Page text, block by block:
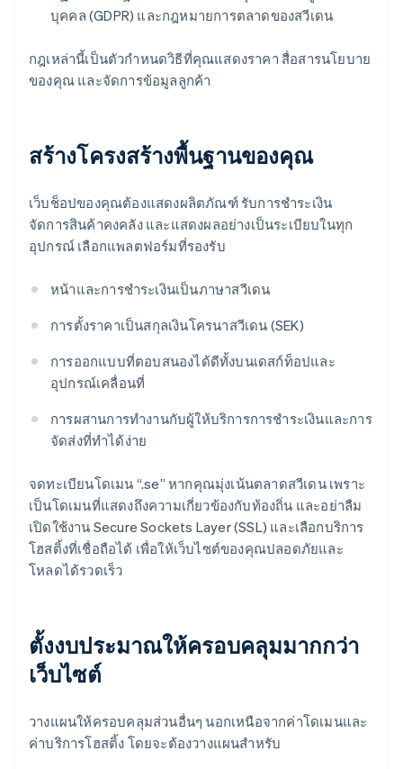
บุคคล (GDPR) และกฎหมายการตลาดของสวีเดน
กฎเหล่านี้เป็นตัวกำหนดวิธีที่คุณแสดงราคา สื่อสารนโยบาย
ของคุณ และจัดการข้อมูลลูกค้า
สร้างโครงสร้างพื้นฐานของคุณ
เว็บช็อปของคุณต้องแสดงผลิตภัณฑ์ รับการชำระเงิน
จัดการสินค้าคงคลัง และแสดงผลอย่างเป็นระเบียบในทุก
อุปกรณ์ เลือกแพลตฟอร์มที่รองรับ
หน้าและการชำระเงินเป็นภาษาสวีเดน
การตั้งราคาเป็นสกุลเงินโครนาสวีเดน (SEK)
การออกแบบที่ตอบสนองได้ดีทั้งบนเดสก์ท็อปและ
อุปกรณ์เคลื่อนที่
การผสานการทำงานกับผู้ให้บริการการชำระเงินและการ
จัดส่งที่ทำได้ง่าย
จดทะเบียนโดเมน “.se” หากคุณมุ่งเน้นตลาดสวีเดน เพราะ
เป็นโดเมนที่แสดงถึงความเกี่ยวข้องกับท้องถิ่น และอย่าลืม
เปิดใช้งาน Secure Sockets Layer (SSL) และเลือกบริการ
โฮสติ้งที่เชื่อถือได้ เพื่อให้เว็บไซต์ของคุณปลอดภัยและ
โหลดได้รวดเร็ว
ตั้งงบประมาณให้ครอบคลุมมากกว่า
เว็บไซต์
วางแผนให้ครอบคลุมส่วนอื่นๆ นอกเหนือจากค่าโดเมนและ
ค่าบริการโฮสติ้ง โดยจะต้องวางแผนสำหรับ